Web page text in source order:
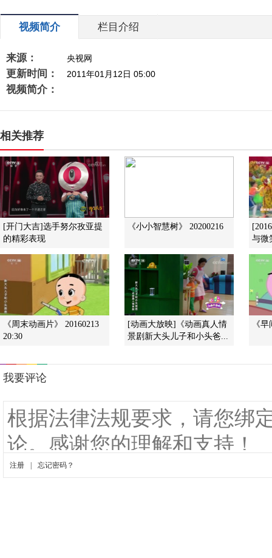
视频简介 栏目介绍
来源： 央视网
更新时间： 2011年01月12日 05:00
视频简介：
相关推荐
[开门大吉]选手努尔孜亚提
的精彩表现
《小小智慧树》 20200216
与微
《周末动画片》 20160213
20:30
[动画大放映]《动画真人情
景剧新大头儿子和小头爸...
《